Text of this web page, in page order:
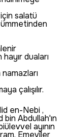
salatü
duaları
çalışılır.
en-Nebi ,
Abdullah'ın
ayının
Emevîler